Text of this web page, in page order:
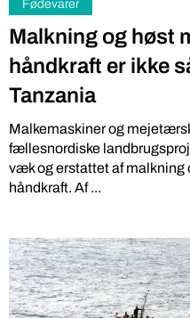
Fødevarer
Malkning og høst
håndkraft er ikke
Tanzania
Malkemaskiner og
fællesnordiske
væk og erstattet af malkning
håndkraft. Af ...
DR podcasts om
bør være
med
To DR-podcasts om
som vært og Nina
være pligtlytning for alle med